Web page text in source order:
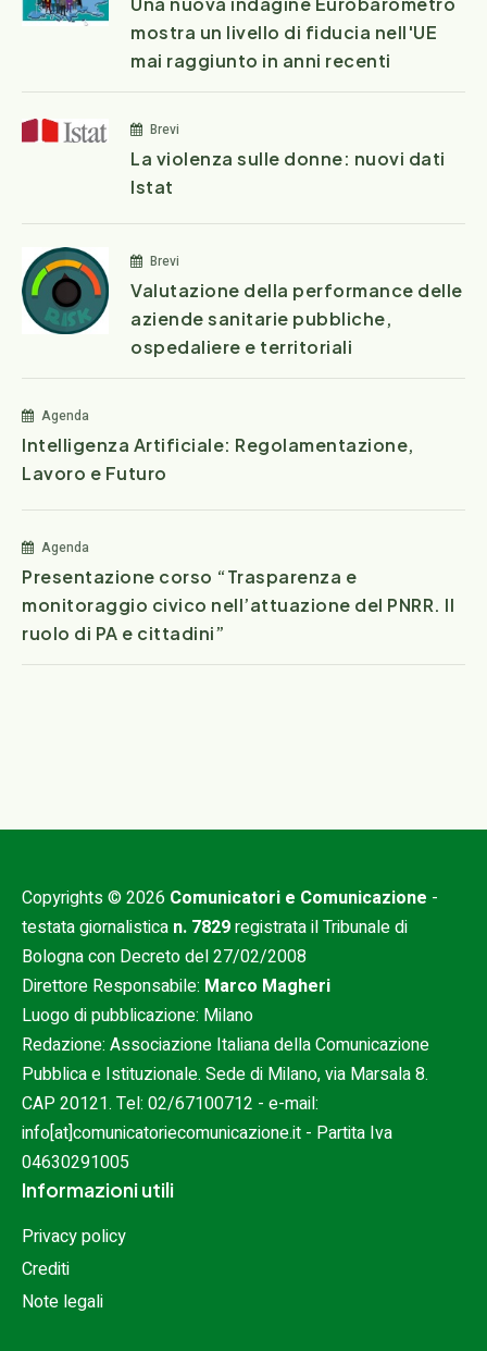
mostra un livello di fiducia nell'UE
mai raggiunto in anni recenti
Brevi
La violenza sulle donne: nuovi dati
Istat
Brevi
Valutazione della performance delle
aziende sanitarie pubbliche,
ospedaliere e territoriali
Agenda
Intelligenza Artificiale: Regolamentazione,
Lavoro e Futuro
Agenda
Presentazione corso “Trasparenza e
monitoraggio civico nell’attuazione del PNRR. Il
ruolo di PA e cittadini”
Copyrights © 2026 Comunicatori e Comunicazione -
testata giornalistica n. 7829registrata il Tribunale di
Bologna con Decreto del 27/02/2008
Direttore Responsabile: Marco Magheri
Luogo di pubblicazione: Milano
Redazione: Associazione Italiana della Comunicazione
Pubblica e Istituzionale. Sede di Milano, via Marsala 8.
CAP 20121. Tel: 02/67100712 - e-mail:
info[at]comunicatoriecomunicazione.it - Partita Iva
04630291005
Informazioni utili
Privacy policy
Crediti
Note legali